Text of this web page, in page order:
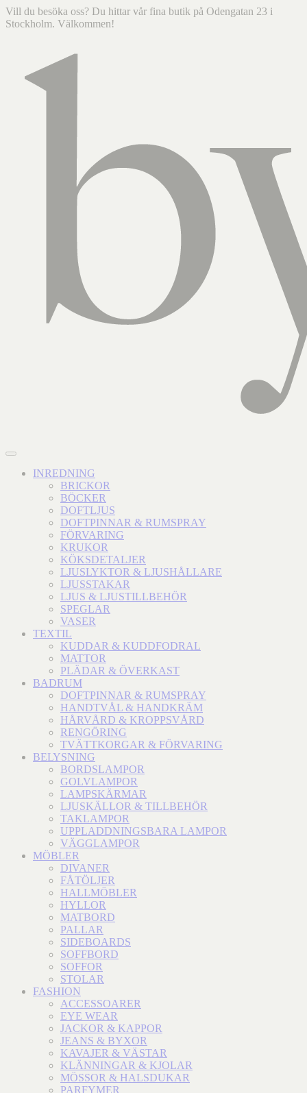
Vill du besöka oss? Du hittar vår fina butik på Odengatan 23 i
Stockholm. Välkommen!
INREDNING
BRICKOR
BÖCKER
DOFTLJUS
DOFTPINNAR & RUMSPRAY
FÖRVARING
KRUKOR
KÖKSDETALJER
LJUSLYKTOR & LJUSHÅLLARE
LJUSSTAKAR
LJUS & LJUSTILLBEHÖR
SPEGLAR
VASER
TEXTIL
KUDDAR & KUDDFODRAL
MATTOR
PLÄDAR & ÖVERKAST
BADRUM
DOFTPINNAR & RUMSPRAY
HANDTVÅL & HANDKRÄM
HÅRVÅRD & KROPPSVÅRD
RENGÖRING
TVÄTTKORGAR & FÖRVARING
BELYSNING
BORDSLAMPOR
GOLVLAMPOR
LAMPSKÄRMAR
LJUSKÄLLOR & TILLBEHÖR
TAKLAMPOR
UPPLADDNINGSBARA LAMPOR
VÄGGLAMPOR
MÖBLER
DIVANER
FÅTÖLJER
HALLMÖBLER
HYLLOR
MATBORD
PALLAR
SIDEBOARDS
SOFFBORD
SOFFOR
STOLAR
FASHION
ACCESSOARER
EYE WEAR
JACKOR & KAPPOR
JEANS & BYXOR
KAVAJER & VÄSTAR
KLÄNNINGAR & KJOLAR
MÖSSOR & HALSDUKAR
PARFYMER